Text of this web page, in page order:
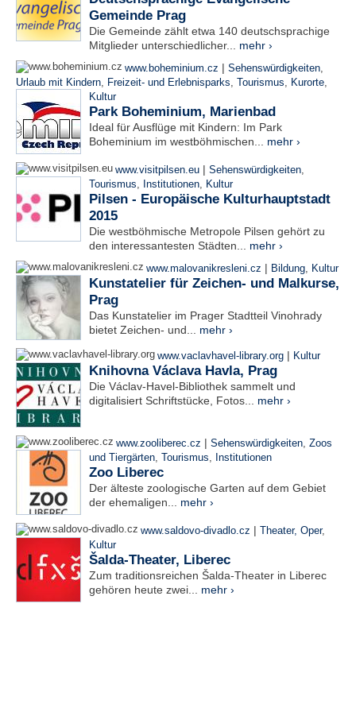
Gemeinde Prag
Die Gemeinde zählt etwa 140 deutschsprachige
Mitglieder unterschiedlicher... mehr ›
www.boheminium.cz | Sehenswürdigkeiten,
Urlaub mit Kindern, Freizeit- und Erlebnisparks, Tourismus, Kurorte,
Kultur
Park Boheminium, Marienbad
Ideal für Ausflüge mit Kindern: Im Park
Boheminium im westböhmischen... mehr ›
www.visitpilsen.eu | Sehenswürdigkeiten,
Tourismus, Institutionen, Kultur
Pilsen - Europäische Kulturhauptstadt
2015
Die westböhmische Metropole Pilsen gehört zu
den interessantesten Städten... mehr ›
www.malovanikresleni.cz | Bildung, Kultur
Kunstatelier für Zeichen- und Malkurse,
Prag
Das Kunstatelier im Prager Stadtteil Vinohrady
bietet Zeichen- und... mehr ›
www.vaclavhavel-library.org | Kultur
Knihovna Václava Havla, Prag
Die Václav-Havel-Bibliothek sammelt und
digitalisiert Schriftstücke, Fotos... mehr ›
www.zooliberec.cz | Sehenswürdigkeiten, Zoos
und Tiergärten, Tourismus, Institutionen
Zoo Liberec
Der älteste zoologische Garten auf dem Gebiet
der ehemaligen... mehr ›
www.saldovo-divadlo.cz | Theater, Oper,
Kultur
Šalda-Theater, Liberec
Zum traditionsreichen Šalda-Theater in Liberec
gehören heute zwei... mehr ›